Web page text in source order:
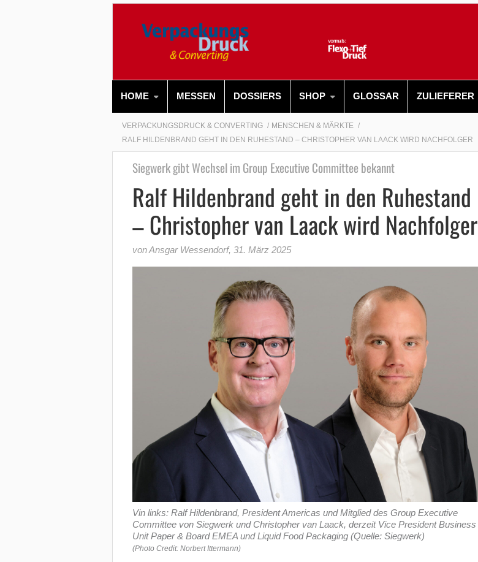
HOME MESSEN DOSSIERS SHOP GLOSSAR ZULIEFERER
VERPACKUNGSDRUCK & CONVERTING
MENSCHEN & MÄRKTE
RALF HILDENBRAND GEHT IN DEN RUHESTAND – CHRISTOPHER VAN LAACK WIRD NACHFOLGER
Siegwerk gibt Wechsel im Group Executive Committee bekannt
Ralf Hildenbrand geht in den Ruhestand
– Christopher van Laack wird Nachfolger
von Ansgar Wessendorf, 31. März 2025
Vin links: Ralf Hildenbrand, President Americas und Mitglied des Group Executive
Committee von Siegwerk und Christopher van Laack, derzeit Vice President Business
Unit Paper & Board EMEA und Liquid Food Packaging (Quelle: Siegwerk)
(Photo Credit: Norbert Ittermann)